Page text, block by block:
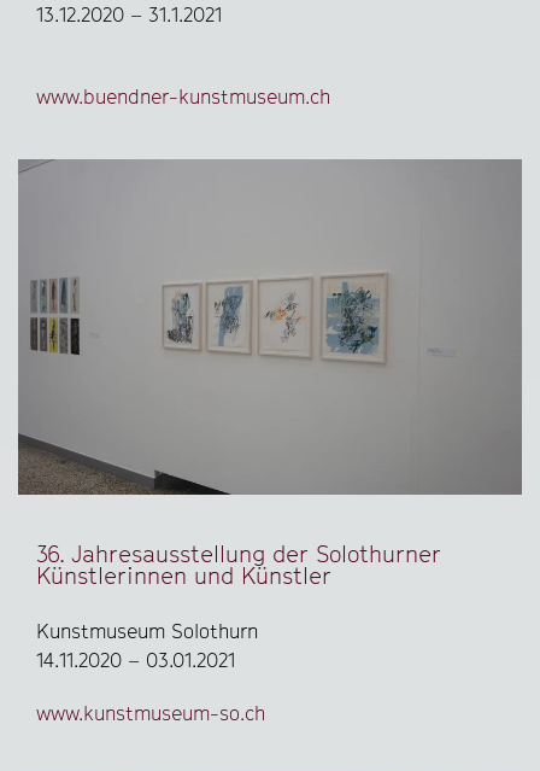
13.12.2020 – 31.1.2021
www.buendner-kunstmuseum.ch
36. Jahresausstellung der Solothurner
Künstlerinnen und Künstler
Kunstmuseum Solothurn
14.11.2020 – 03.01.2021
www.kunstmuseum-so.ch